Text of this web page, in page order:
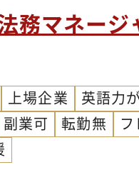
奨とメリハリ
入社後の研修・
充実した研修
ジョブチャレ
ビジネスから
術に関わる研
学習や当社社
禁法／下請法
商標管理、景
務・各種訴訟
局運営・M&A
飲料、医薬、
の様々な事業
、訴訟・トラ
務マネージ
上場企業
英語力
副業可 転勤無